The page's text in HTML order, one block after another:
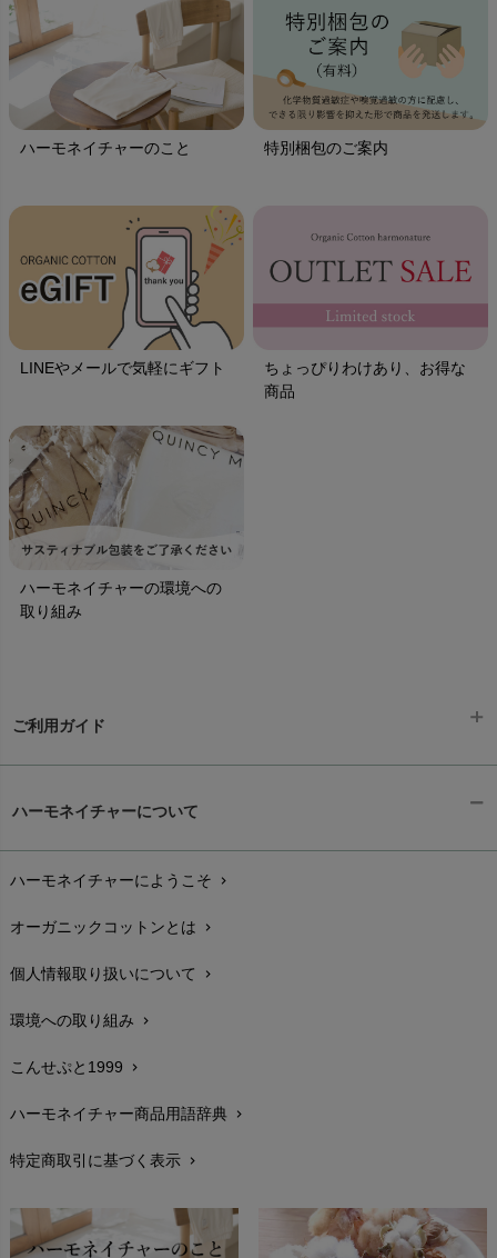
ハーモネイチャーのこと 特別梱包のご案内
LINEやメールで気軽にギフト
ちょっぴりわけあり、お得な
商品
ハーモネイチャーの環境への
取り組み
ご利用ガイド
配送と送料chevron_right
在庫状況と発送予定chevron_right
サイズ・寸法chevron_right
生地・素材chevron_right
お手入れについて
レビューを書こうchevron_right
返品交換chevron_right
FAXでのご注文
ハーモネイチャーについて
ハーモネイチャーにようこそ chevron_right
オーガニックコットンとは chevron_right
個人情報取り扱いについて chevron_right
環境への取り組み chevron_right
こんせぷと1999 chevron_right
ハーモネイチャー商品用語辞典 chevron_right
特定商取引に基づく表示 chevron_right